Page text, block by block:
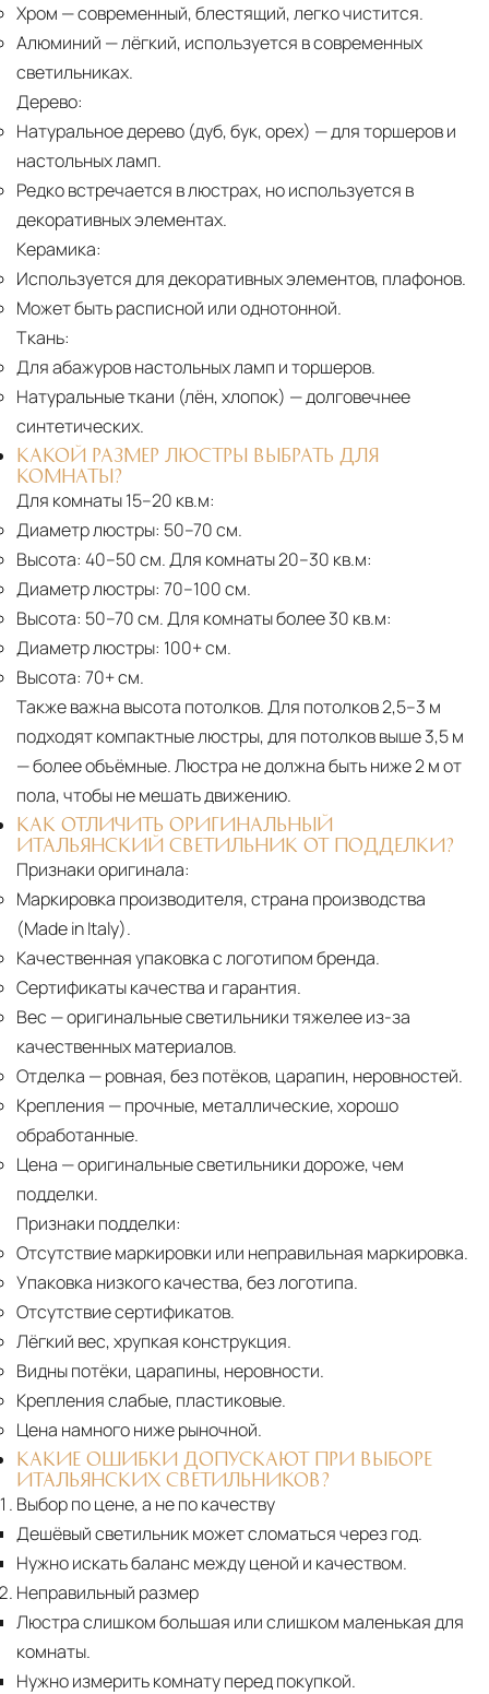
Хром — современный, блестящий, легко чистится.
Алюминий — лёгкий, используется в современных
светильниках.
Дерево:
Натуральное дерево (дуб, бук, орех) — для торшеров и
настольных ламп.
Редко встречается в люстрах, но используется в
декоративных элементах.
Керамика:
Используется для декоративных элементов, плафонов.
Может быть расписной или однотонной.
Ткань:
Для абажуров настольных ламп и торшеров.
Натуральные ткани (лён, хлопок) — долговечнее
синтетических.
КАКОЙ РАЗМЕР ЛЮСТРЫ ВЫБРАТЬ ДЛЯ
КОМНАТЫ?
Для комнаты 15–20 кв.м:
Диаметр люстры: 50–70 см.
Высота: 40–50 см. Для комнаты 20–30 кв.м:
Диаметр люстры: 70–100 см.
Высота: 50–70 см. Для комнаты более 30 кв.м:
Диаметр люстры: 100+ см.
Высота: 70+ см.
Также важна высота потолков. Для потолков 2,5–3 м
подходят компактные люстры, для потолков выше 3,5 м
— более объёмные. Люстра не должна быть ниже 2 м от
пола, чтобы не мешать движению.
КАК ОТЛИЧИТЬ ОРИГИНАЛЬНЫЙ
ИТАЛЬЯНСКИЙ СВЕТИЛЬНИК ОТ ПОДДЕЛКИ?
Признаки оригинала:
Маркировка производителя, страна производства
(Made in Italy).
Качественная упаковка с логотипом бренда.
Сертификаты качества и гарантия.
Вес — оригинальные светильники тяжелее из-за
качественных материалов.
Отделка — ровная, без потёков, царапин, неровностей.
Крепления — прочные, металлические, хорошо
обработанные.
Цена — оригинальные светильники дороже, чем
подделки.
Признаки подделки:
Отсутствие маркировки или неправильная маркировка.
Упаковка низкого качества, без логотипа.
Отсутствие сертификатов.
Лёгкий вес, хрупкая конструкция.
Видны потёки, царапины, неровности.
Крепления слабые, пластиковые.
Цена намного ниже рыночной.
КАКИЕ ОШИБКИ ДОПУСКАЮТ ПРИ ВЫБОРЕ
ИТАЛЬЯНСКИХ СВЕТИЛЬНИКОВ?
Выбор по цене, а не по качеству
Дешёвый светильник может сломаться через год.
Нужно искать баланс между ценой и качеством.
Неправильный размер
Люстра слишком большая или слишком маленькая для
комнаты.
Нужно измерить комнату перед покупкой.